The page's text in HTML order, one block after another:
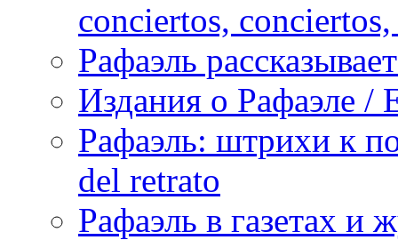
conciertos,
Рафаэль
Издания о Рафаэле /
Рафаэль: штрихи к
del retrato
Рафаэль в газетах и